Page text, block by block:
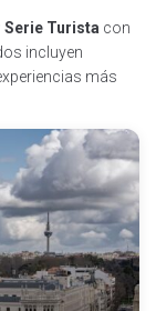
Turista con
incluyen
más